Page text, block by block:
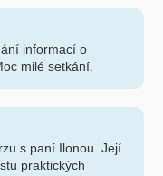
informací o
milé setkání.
s paní Ilonou. Její
praktických